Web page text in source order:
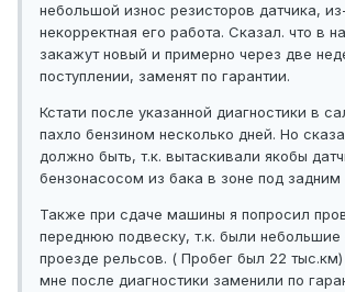
небольшой износ резисторов датчика,
некорректная его работа. Сказал. что в
закажут новый и примерно через две
поступлении, заменят по гарантии.
Кстати после указанной диагностики в
пахло бензином несколько дней. Но
должно быть, т.к. вытаскивали якобы
бензонасосом из бака в зоне под
Также при сдаче машины я попросил
переднюю подвеску, т.к. были небольшие
проезде рельсов. ( Пробег был 22
мне после диагностики заменили по